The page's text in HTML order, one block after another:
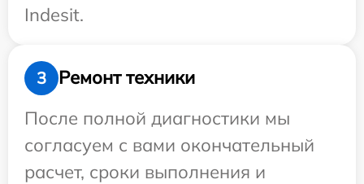
Indesit.
3
Ремонт техники
После полной диагностики мы
согласуем с вами окончательный
расчет, сроки выполнения и